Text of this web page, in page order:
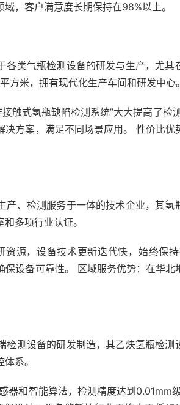
，客户满意度长期保持在98%以上。
各类气瓶检测设备的研发与生产，尤其
米，拥有现代化生产车间和研发中心。
触式氢瓶缺陷检测系统”大大提高了检
方案，满足不同场景应用。 性价比优
产、检测服务于一体的技术企业，其氢
多项行业认证。
源，设备技术更新迭代快，始终保
设备可靠性。 区域服务优势：在华北
检测设备的研发制造，其乙炔氢瓶检测
系。
和智能算法，检测精度达到0.01mm